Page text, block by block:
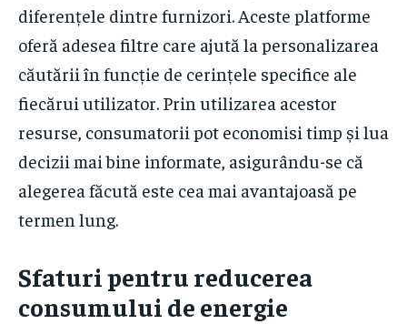
diferențele dintre furnizori. Aceste platforme
oferă adesea filtre care ajută la personalizarea
căutării în funcție de cerințele specifice ale
fiecărui utilizator. Prin utilizarea acestor
resurse, consumatorii pot economisi timp și lua
decizii mai bine informate, asigurându-se că
alegerea făcută este cea mai avantajoasă pe
termen lung.
Sfaturi pentru reducerea
consumului de energie